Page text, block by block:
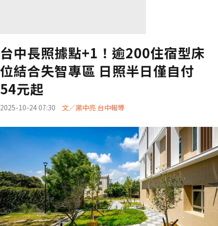
台中長照據點+1！逾200住宿型床
位結合失智專區 日照半日僅自付
54元起
2025-10-24 07:30 文／黑中亮 台中報導